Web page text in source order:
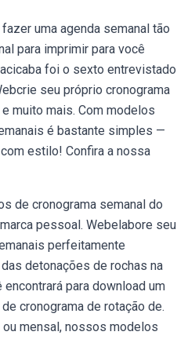
uma agenda semanal tão
para imprimir para você
foi o sexto entrevistado
seu próprio cronograma
muito mais. Com modelos
é bastante simples —
estilo! Confira a nossa
de cronograma semanal do
pessoal. Webelabore seu
perfeitamente
detonações de rochas na
para download um
cronograma de rotação de.
mensal, nossos modelos